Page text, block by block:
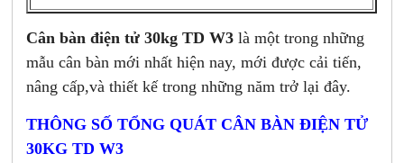
Cân bàn điện tử 30kg TD W3là một trong những
mẫu cân bàn mới nhất hiện nay, mới được cải tiến,
nâng cấp,và thiết kế trong những năm trở lại đây.
THÔNG SỐ TỔNG QUÁT CÂN BÀN ĐIỆN TỬ
30KG TD W3